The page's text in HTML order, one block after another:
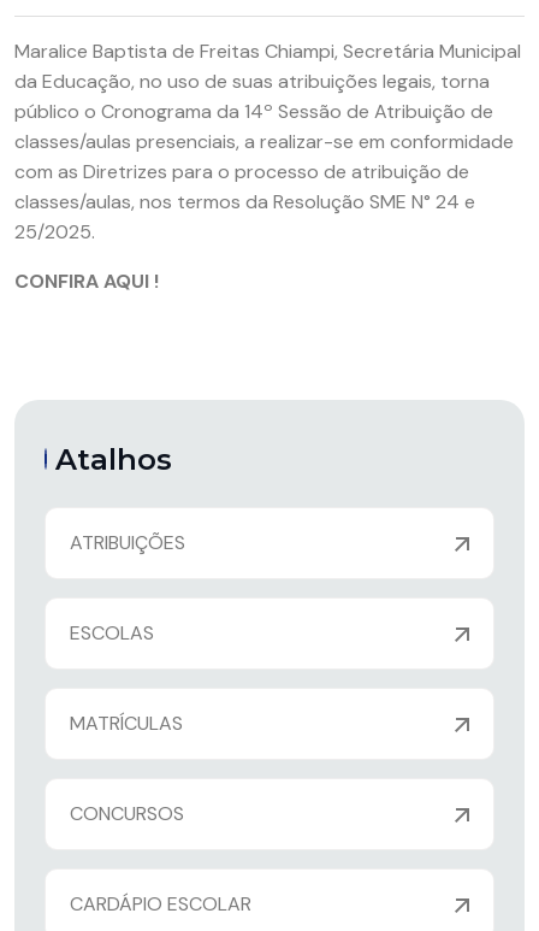
Maralice Baptista de Freitas Chiampi, Secretária Municipal
da Educação, no uso de suas atribuições legais, torna
público o Cronograma da 14º Sessão de Atribuição de
classes/aulas presenciais, a realizar-se em conformidade
com as Diretrizes para o processo de atribuição de
classes/aulas, nos termos da Resolução SME N° 24 e
25/2025.
CONFIRA AQUI !
Atalhos
ATRIBUIÇÕES
ESCOLAS
MATRÍCULAS
CONCURSOS
CARDÁPIO ESCOLAR